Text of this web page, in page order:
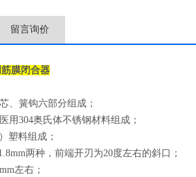
留言询价
膜闭合器
、簧钩六部分组成；
用304奥氏体不锈钢材料组成；
塑料组成；
两种，前端开刃为20度左右的斜口；
左右；